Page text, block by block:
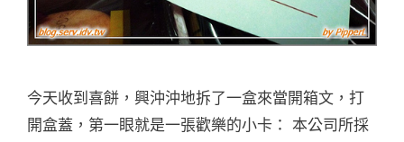
今天收到喜餅，興沖沖地拆了一盒來當開箱文，打
開盒蓋，第一眼就是一張歡樂的小卡： 本公司所採